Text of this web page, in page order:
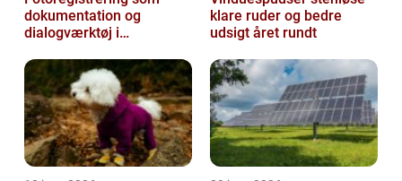
dokumentation og
dialogværktøj i
klare ruder og bedre
udsigt året rundt